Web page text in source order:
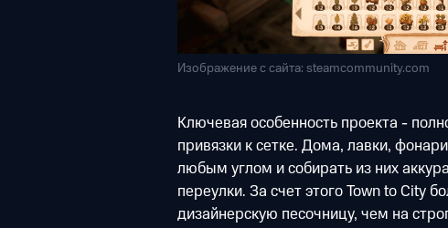
Изображение с сайта: steamcommunity.com
Ключевая особенность проекта -
привязки к сетке. Дома, лавки,
любым углом и собирать из них
переулки. За счет этого Town to City
дизайнерскую песочницу, чем на